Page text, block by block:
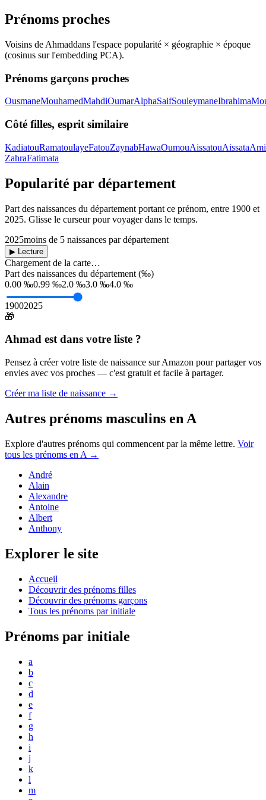
Prénoms proches
Voisins de Ahmaddans l'espace popularité × géographie × époque
(cosinus sur l'embedding PCA).
Prénoms garçons proches
OusmaneMouhamedMahdiOumarAlphaSaifSouleymaneIbrahima
Côté filles, esprit similaire
KadiatouRamatoulayeFatouZaynabHawaOumouAissatouAissata
ZahraFatimata
Popularité par département
Part des naissances du département portant ce prénom, entre 1900 et
2025. Glisse le curseur pour voyager dans le temps.
2025moins de 5 naissances par département
▶ Lecture
Chargement de la carte…
Part des naissances du département (‰)
0.00 ‰0.99 ‰2.0 ‰3.0 ‰4.0 ‰
19002025
🎁
Ahmad est dans votre liste ?
Pensez à créer votre liste de naissance sur Amazon pour partager vos
envies avec vos proches — c'est gratuit et facile à partager.
Créer ma liste de naissance →
Autres prénoms masculins en A
Explore d'autres prénoms qui commencent par la même lettre. Voir
tous les prénoms en A →
André
Alain
Alexandre
Antoine
Albert
Anthony
Explorer le site
Accueil
Découvrir des prénoms filles
Découvrir des prénoms garçons
Tous les prénoms par initiale
Prénoms par initiale
a
b
c
d
e
f
g
h
i
j
k
l
m